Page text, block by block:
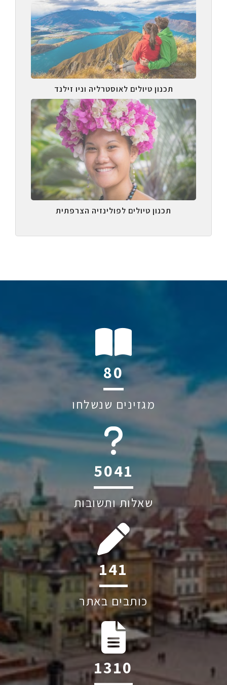
תכנון טיולים לאוסטרליה וניו זילנד
תכנון טיולים לפולינזיה הצרפתית
116
מגזינים שנשלחו
6045
שאלות ותשובות
202
כותבים באתר
1884